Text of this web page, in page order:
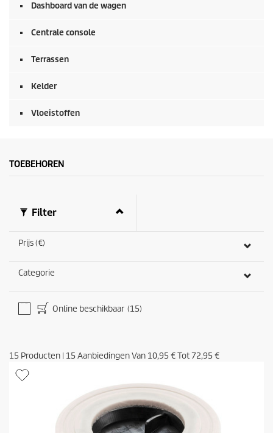
Dashboard van de wagen
Centrale console
Terrassen
Kelder
Vloeistoffen
TOEBEHOREN
Filter
Prijs (€)
Categorie
Online beschikbaar (15)
15 Producten | 15Aanbiedingen Van 10,95 €Tot72,95 €